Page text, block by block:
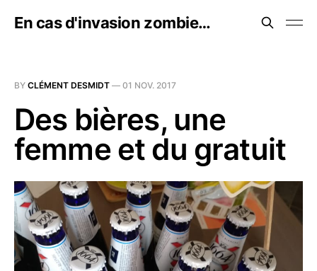
En cas d'invasion zombie…
BY CLÉMENT DESMIDT — 01 NOV. 2017
Des bières, une
femme et du gratuit